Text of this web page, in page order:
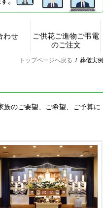
わせ
ご供花ご進物ご弔電
のご注文
トップページへ戻る / 葬儀実例
族のご要望、ご希望、ご予算に